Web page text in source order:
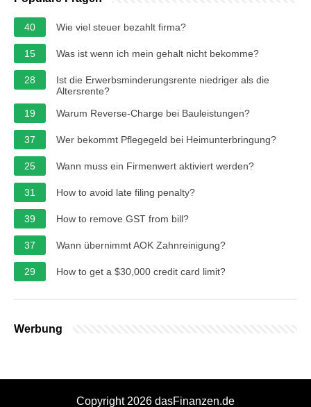
40 Wie viel steuer bezahlt firma?
15 Was ist wenn ich mein gehalt nicht bekomme?
28
Ist die Erwerbsminderungsrente niedriger als die
Altersrente?
19
Warum Reverse-Charge bei Bauleistungen?
37 Wer bekommt Pflegegeld bei Heimunterbringung?
25 Wann muss ein Firmenwert aktiviert werden?
31 How to avoid late filing penalty?
39 How to remove GST from bill?
37 Wann übernimmt AOK Zahnreinigung?
29 How to get a $30,000 credit card limit?
Werbung
Copyright 2026 dasFinanzen.de